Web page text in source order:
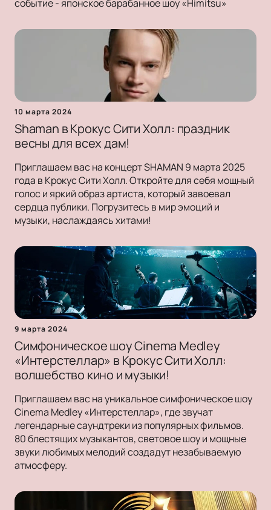
событие - японское барабанное шоу «Himitsu»
10 марта 2024
Shaman в Крокус Сити Холл: праздник
весны для всех дам!
Приглашаем вас на концерт SHAMAN 9 марта 2025
года в Крокус Сити Холл. Откройте для себя мощный
голос и яркий образ артиста, который завоевал
сердца публики. Погрузитесь в мир эмоций и
музыки, наслаждаясь хитами!
9 марта 2024
Симфоническое шоу Cinema Medley
«Интерстеллар» в Крокус Сити Холл:
волшебство кино и музыки!
Приглашаем вас на уникальное симфоническое шоу
Cinema Medley «Интерстеллар», где звучат
легендарные саундтреки из популярных фильмов.
80 блестящих музыкантов, световое шоу и мощные
звуки любимых мелодий создадут незабываемую
атмосферу.